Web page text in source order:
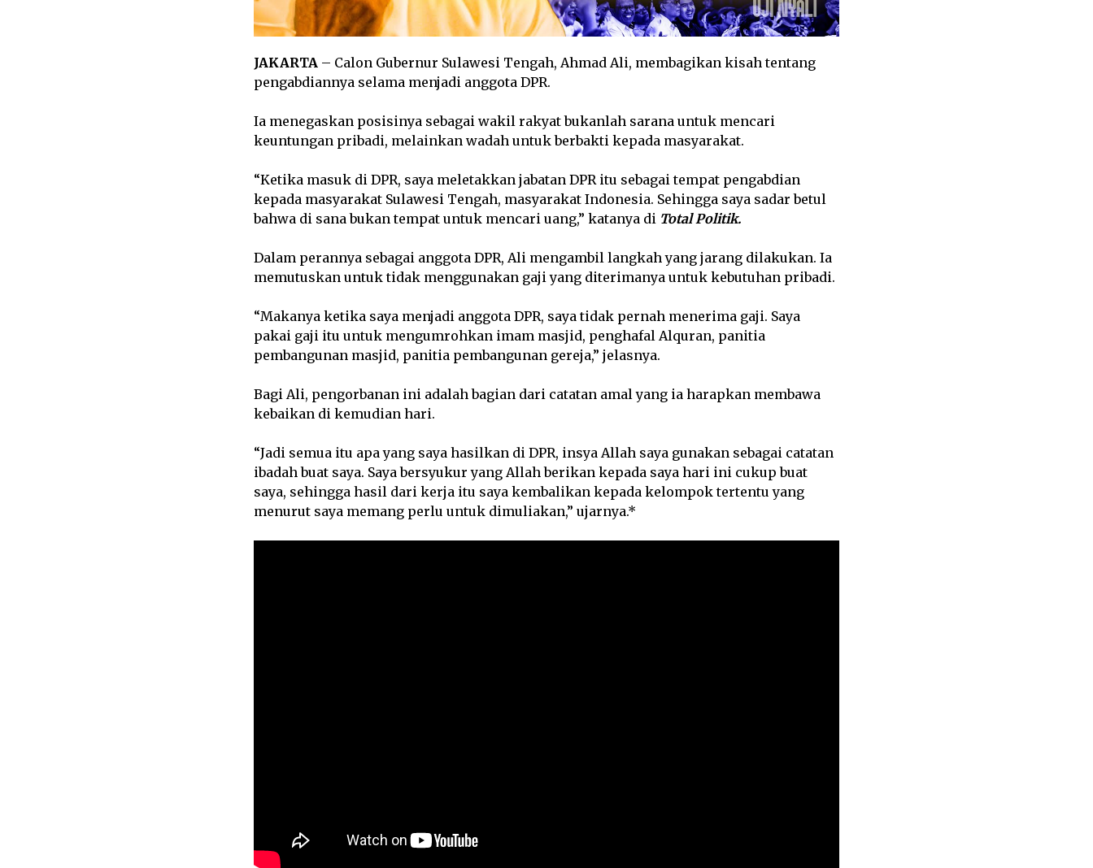
JAKARTA – Calon Gubernur Sulawesi Tengah, Ahmad Ali, membagikan kisah tentang
pengabdiannya selama menjadi anggota DPR.
Ia menegaskan posisinya sebagai wakil rakyat bukanlah sarana untuk mencari
keuntungan pribadi, melainkan wadah untuk berbakti kepada masyarakat.
“Ketika masuk di DPR, saya meletakkan jabatan DPR itu sebagai tempat pengabdian
kepada masyarakat Sulawesi Tengah, masyarakat Indonesia. Sehingga saya sadar betul
bahwa di sana bukan tempat untuk mencari uang,” katanya di Total Politik.
Dalam perannya sebagai anggota DPR, Ali mengambil langkah yang jarang dilakukan. Ia
memutuskan untuk tidak menggunakan gaji yang diterimanya untuk kebutuhan pribadi.
“Makanya ketika saya menjadi anggota DPR, saya tidak pernah menerima gaji. Saya
pakai gaji itu untuk mengumrohkan imam masjid, penghafal Alquran, panitia
pembangunan masjid, panitia pembangunan gereja,” jelasnya.
Bagi Ali, pengorbanan ini adalah bagian dari catatan amal yang ia harapkan membawa
kebaikan di kemudian hari.
“Jadi semua itu apa yang saya hasilkan di DPR, insya Allah saya gunakan sebagai catatan
ibadah buat saya. Saya bersyukur yang Allah berikan kepada saya hari ini cukup buat
saya, sehingga hasil dari kerja itu saya kembalikan kepada kelompok tertentu yang
menurut saya memang perlu untuk dimuliakan,” ujarnya.*